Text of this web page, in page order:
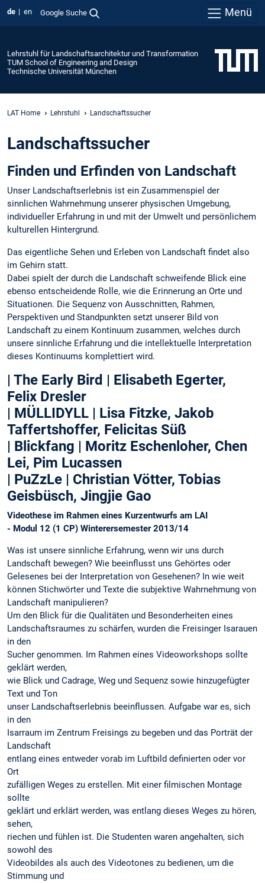
de en Google Suche Menü
Lehrstuhl für Landschaftsarchitektur und Transformation
TUM School of Engineering and Design
Technische Universität München
LAT Home Lehrstuhl Landschaftssucher
Landschaftssucher
Finden und Erfinden von Landschaft
Unser Landschaftserlebnis ist ein Zusammenspiel der
sinnlichen Wahrnehmung unserer physischen Umgebung,
individueller Erfahrung in und mit der Umwelt und persönlichem
kulturellen Hintergrund.
Das eigentliche Sehen und Erleben von Landschaft findet also
im Gehirn statt.
Dabei spielt der durch die Landschaft schweifende Blick eine
ebenso entscheidende Rolle, wie die Erinnerung an Orte und
Situationen. Die Sequenz von Ausschnitten, Rahmen,
Perspektiven und Standpunkten setzt unserer Bild von
Landschaft zu einem Kontinuum zusammen, welches durch
unsere sinnliche Erfahrung und die intellektuelle Interpretation
dieses Kontinuums komplettiert wird.
| The Early Bird | Elisabeth Egerter,
Felix Dresler
| MÜLLIDYLL | Lisa Fitzke, Jakob
Taffertshoffer, Felicitas Süß
| Blickfang | Moritz Eschenloher, Chen
Lei, Pim Lucassen
| PuZzLe | Christian Vötter, Tobias
Geisbüsch, Jingjie Gao
Videothese im Rahmen eines Kurzentwurfs am LAI
- Modul 12 (1 CP) Winterersemester 2013/14
Was ist unsere sinnliche Erfahrung, wenn wir uns durch
Landschaft bewegen? Wie beeinflusst uns Gehörtes oder
Gelesenes bei der Interpretation von Gesehenen? In wie weit
können Stichwörter und Texte die subjektive Wahrnehmung von
Landschaft manipulieren?
Um den Blick für die Qualitäten und Besonderheiten eines
Landschaftsraumes zu schärfen, wurden die Freisinger Isarauen
in den
Sucher genommen. Im Rahmen eines Videoworkshops sollte
geklärt werden,
wie Blick und Cadrage, Weg und Sequenz sowie hinzugefügter
Text und Ton
unser Landschaftserlebnis beeinflussen. Aufgabe war es, sich
in den
Isarraum im Zentrum Freisings zu begeben und das Porträt der
Landschaft
entlang eines entweder vorab im Luftbild definierten oder vor
Ort
zufälligen Weges zu erstellen. Mit einer filmischen Montage
sollte
geklärt und erklärt werden, was entlang dieses Weges zu hören,
sehen,
riechen und fühlen ist. Die Studenten waren angehalten, sich
sowohl des
Videobildes als auch des Videotones zu bedienen, um die
Stimmung und